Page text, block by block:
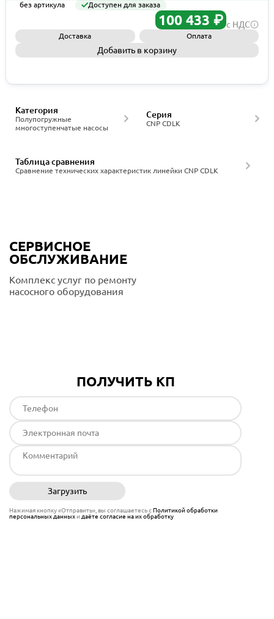
без артикула
Доступен для заказа
100 433 ₽ с НДС
Доставка Оплата
Добавить в корзину
Полупогружные
многоступенчатые насосы
Категория
CNP CDLK
Серия
Сравнение технических характеристик линейки CNP CDLK
Таблица сравнения
СЕРВИСНОЕ
ОБСЛУЖИВАНИЕ
Комплекс услуг по ремонту
насосного оборудования
ПОЛУЧИТЬ КП
Загрузить
Нажимая кнопку «Отправить», вы соглашаетесь сПолитикой обработки
персональных данныхи даёте согласие на их обработку